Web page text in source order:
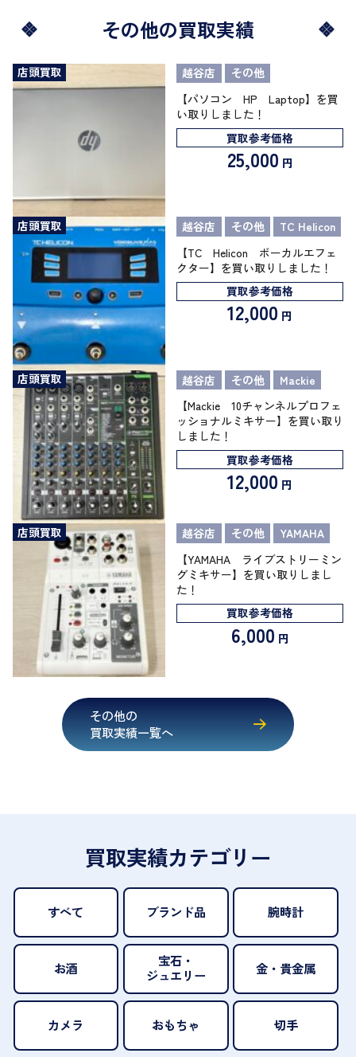
その他の買取実績
店頭買取 越谷店
その他
【パソコン HP Laptop】を買
い取りしました！
買取参考価格
25,000 円
店頭買取 越谷店 その他
TC Helicon
【TC Helicon ボーカルエフェ
クター】を買い取りしました！
買取参考価格
12,000 円
店頭買取 越谷店 その他
Mackie
【Mackie 10チャンネルプロフェ
ッショナルミキサー】を買い取り
しました！
買取参考価格
12,000 円
店頭買取 越谷店 その他
YAMAHA
【YAMAHA ライブストリーミン
グミキサー】を買い取りしまし
た！
買取参考価格
6,000 円
その他の
買取実績一覧へ
買取実績カテゴリー
すべて ブランド品 腕時計
お酒
宝石・
ジュエリー
金・貴金属
カメラ おもちゃ 切手